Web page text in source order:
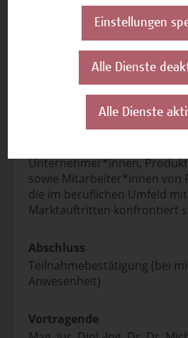
Mag. iur. Dipl.-Ing. Dr.
Zielgruppe
Unternehmer*innen,
sowie Mitarbeiter*innen von
die im beruflichen Umfeld
Marktauftritten konfrontiert
Abschluss
Teilnahmebestätigung (bei
Anwesenheit)
Vortragende
Einstellungen
Alle Dienste
Alle Dienste